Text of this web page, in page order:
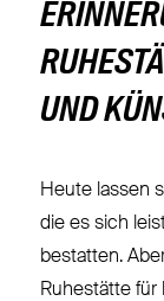
UND
Heute lassen
die es sich
bestatten.
Ruhestätte für